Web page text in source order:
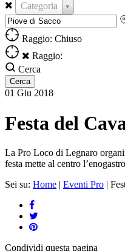
Categoria
Raggio: Chiuso
Raggio:
Cerca
01 Giu 2018
Festa del
La Pro Loco di Legnaro
festa mette al centro
Sei su: Home | Eventi Pro |
Condividi questa pagina